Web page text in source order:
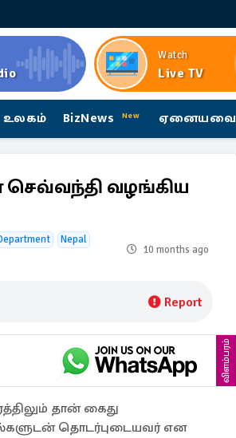
Watch
Live TV
உலகம் BizNews New ஏனையவை
செவ்வந்தி வழங்கிய
Nepal
10 months ago
Report
விளம்பரம்
தான் கைது
தொடர்புடையவர் என